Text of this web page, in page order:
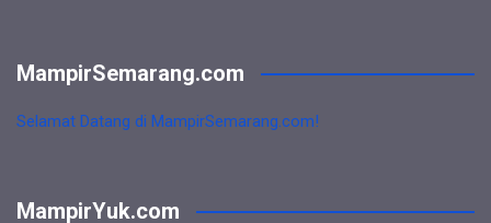
MampirSemarang.com
Selamat Datang di MampirSemarang.com!
MampirYuk.com